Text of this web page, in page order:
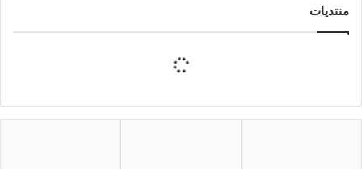
منتديات